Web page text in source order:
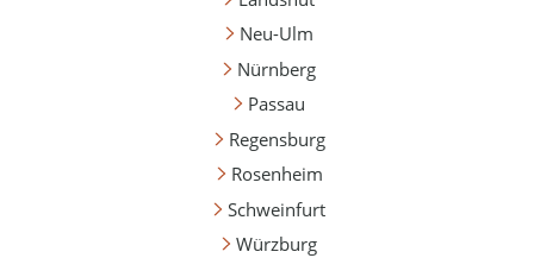
Neu-Ulm
Nürnberg
Passau
Regensburg
Rosenheim
Schweinfurt
Würzburg